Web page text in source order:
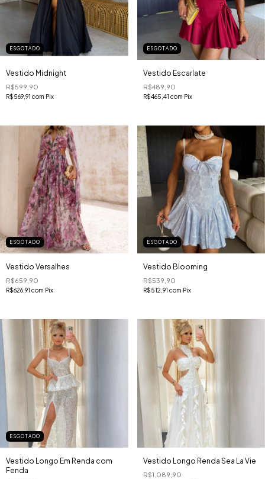
ESGOTADO
Vestido Midnight
R$599,90
R$569,91 com Pix
ESGOTADO
Vestido Escarlate
R$489,90
R$465,41 com Pix
ESGOTADO
Vestido Versalhes
R$659,90
R$626,91 com Pix
ESGOTADO
Vestido Blooming
R$539,90
R$512,91 com Pix
ESGOTADO
Vestido Longo Em Renda com
Fenda
Vestido Longo Renda Sea La Vie
R$1.089,90